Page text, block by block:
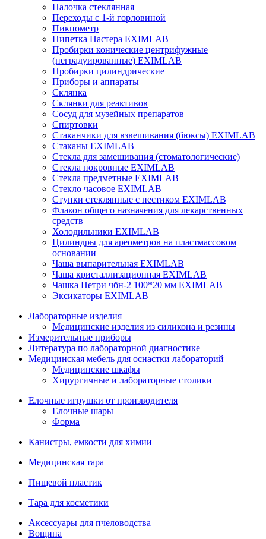
Палочка стеклянная
Переходы с 1-й горловиной
Пикнометр
Пипетка Пастера EXIMLAB
Пробирки конические центрифужные
(неградуированные) EXIMLAB
Пробирки цилиндрические
Приборы и аппараты
Склянка
Склянки для реактивов
Сосуд для музейных препаратов
Спиртовки
Стаканчики для взвешивания (бюксы) EXIMLAB
Стаканы EXIMLAB
Стекла для замешивания (стоматологические)
Стекла покровные EXIMLAB
Стекла предметные EXIMLAB
Стекло часовое EXIMLAB
Ступки стеклянные с пестиком EXIMLAB
Флакон общего назначения для лекарственных
средств
Холодильники EXIMLAB
Цилиндры для ареометров на пластмассовом
основании
Чаша выпарительная EXIMLAB
Чаша кристаллизационная EXIMLAB
Чашка Петри чбн-2 100*20 мм EXIMLAB
Эксикаторы EXIMLAB
Лабораторные изделия
Медицинские изделия из силикона и резины
Измерительные приборы
Литература по лабораторной диагностике
Медицинская мебель для оснастки лабораторий
Медицинские шкафы
Хирургичные и лабораторные столики
Елочные игрушки от производителя
Елочные шары
Форма
Канистры, емкости для химии
Медицинская тара
Пищевой пластик
Тара для косметики
Аксессуары для пчеловодства
Вощина